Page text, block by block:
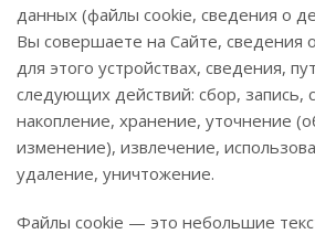
данных (файлы cookie, сведения о
Вы совершаете на Сайте, сведения
для этого устройствах, сведения,
следующих действий: сбор, запись,
накопление, хранение, уточнение
изменение), извлечение,
удаление, уничтожение.
Файлы cookie — это небольшие